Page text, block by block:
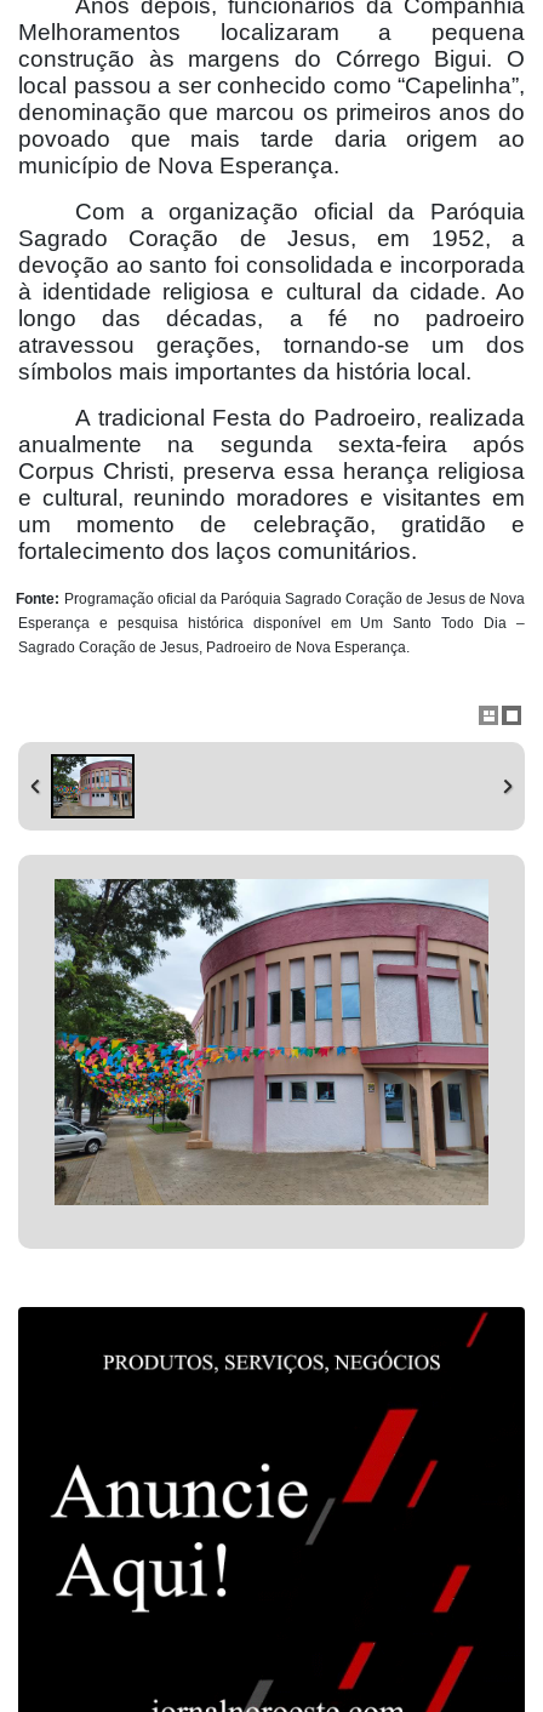
Anos depois, funcionários da Companhia
Melhoramentos localizaram a pequena
construção às margens do Córrego Bigui. O
local passou a ser conhecido como “Capelinha”,
denominação que marcou os primeiros anos do
povoado que mais tarde daria origem ao
município de Nova Esperança.
Com a organização oficial da Paróquia
Sagrado Coração de Jesus, em 1952, a
devoção ao santo foi consolidada e incorporada
à identidade religiosa e cultural da cidade. Ao
longo das décadas, a fé no padroeiro
atravessou gerações, tornando-se um dos
símbolos mais importantes da história local.
A tradicional Festa do Padroeiro, realizada
anualmente na segunda sexta-feira após
Corpus Christi, preserva essa herança religiosa
e cultural, reunindo moradores e visitantes em
um momento de celebração, gratidão e
fortalecimento dos laços comunitários.
Fonte: Programação oficial da Paróquia Sagrado Coração de Jesus de Nova
Esperança e pesquisa histórica disponível em Um Santo Todo Dia –
Sagrado Coração de Jesus, Padroeiro de Nova Esperança.